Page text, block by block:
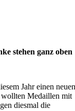
stehen ganz oben
Jahr einen neuen
Medaillen mit
diesmal die